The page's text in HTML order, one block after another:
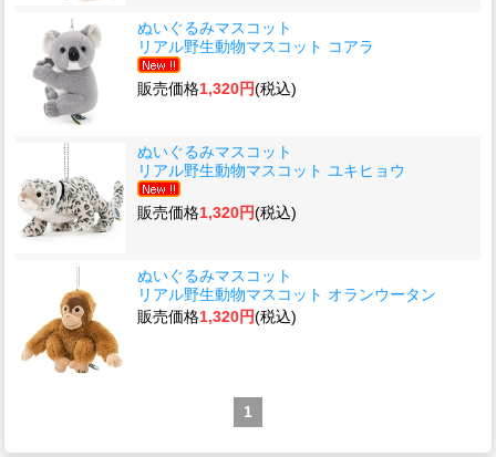
ぬいぐるみマスコット
リアル野生動物マスコット コアラ
販売価格1,320円(税込)
ぬいぐるみマスコット
リアル野生動物マスコット ユキヒョウ
販売価格1,320円(税込)
ぬいぐるみマスコット
リアル野生動物マスコット オランウータン
販売価格1,320円(税込)
1